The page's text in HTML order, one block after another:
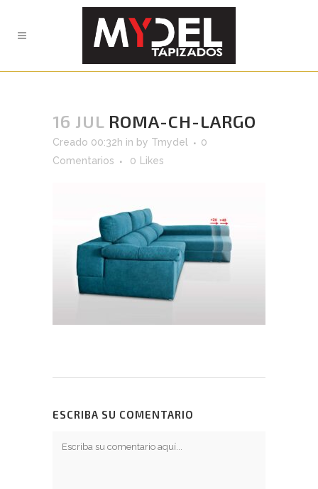
16 JUL ROMA-CH-LARGO
Creado 00:32h in by Tmydel
0
Comentarios
0 Likes
ESCRIBA SU COMENTARIO